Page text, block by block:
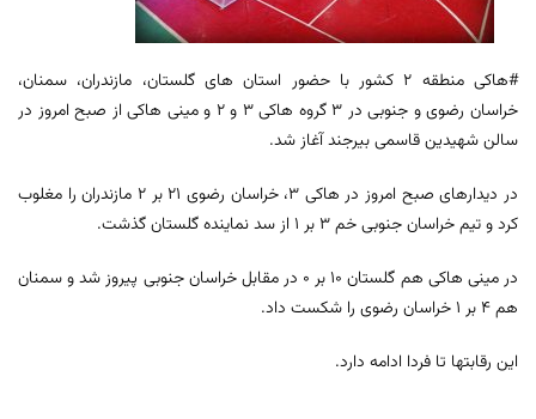
#هاکی منطقه 2 کشور با حضور استان های گلستان، مازندران، سمنان،
خراسان رضوی و جنوبی در 3 گروه هاکی 3 و 2 و مینی هاکی از صبح امروز در
سالن شهیدین قاسمی بیرجند آغاز شد.
در دیدارهای صبح امروز در هاکی 3، خراسان رضوی 21 بر 2 مازندران را مغلوب
کرد و تیم خراسان جنوبی خم 3 بر 1 از سد نماینده گلستان گذشت.
در مینی هاکی هم گلستان 10 بر 0 در مقابل خراسان جنوبی پیروز شد و سمنان
هم 4 بر 1 خراسان رضوی را شکست داد.
این رقابتها تا فردا ادامه دارد.